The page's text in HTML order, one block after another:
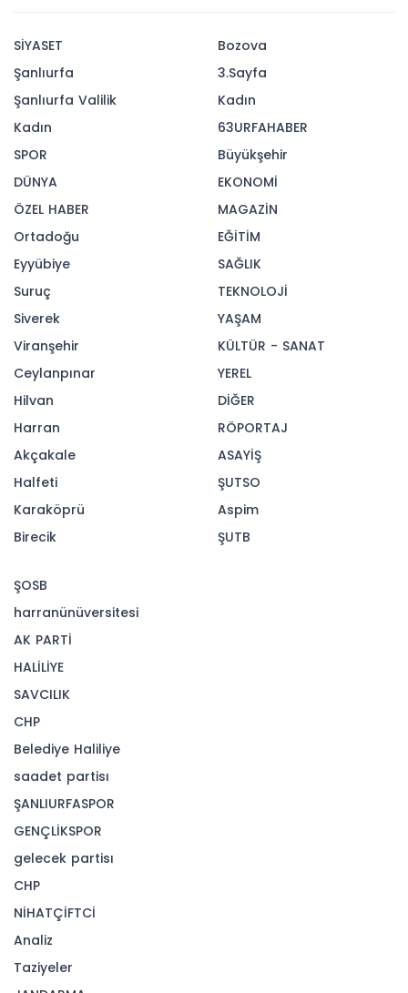
SİYASET
Şanlıurfa
Şanlıurfa Valilik
Kadın
SPOR
DÜNYA
ÖZEL HABER
Ortadoğu
Eyyübiye
Suruç
Siverek
Viranşehir
Ceylanpınar
Hilvan
Harran
Akçakale
Halfeti
Karaköprü
Birecik
Bozova
3.Sayfa
Kadın
63URFAHABER
Büyükşehir
EKONOMİ
MAGAZİN
EĞİTİM
SAĞLIK
TEKNOLOJİ
YAŞAM
KÜLTÜR - SANAT
YEREL
DİĞER
RÖPORTAJ
ASAYİŞ
ŞUTSO
Aspim
ŞUTB
ŞOSB
harranünüversitesi
AK PARTİ
HALİLİYE
SAVCILIK
CHP
Belediye Haliliye
saadet partisı
ŞANLIURFASPOR
GENÇLİKSPOR
gelecek partisı
CHP
NİHATÇİFTCİ
Analiz
Taziyeler